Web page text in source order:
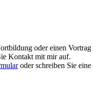
oder einen Vortrag
Kontakt mit mir auf.
oder schreiben Sie eine